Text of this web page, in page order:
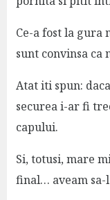
Ce-a fost la
sunt convinsa ca
Atat iti spun:
securea i-ar fi
capului.
Si, totusi, mare
final… aveam sa-